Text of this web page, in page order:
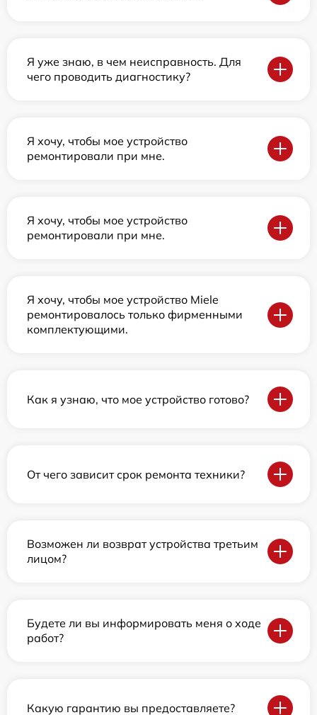
Я уже знаю, в чем неисправность. Для
чего проводить диагностику?
Я хочу, чтобы мое устройство
ремонтировали при мне.
Я хочу, чтобы мое устройство
ремонтировали при мне.
Я хочу, чтобы мое устройство Miele
ремонтировалось только фирменными
комплектующими.
Как я узнаю, что мое устройство готово?
От чего зависит срок ремонта техники?
Возможен ли возврат устройства третьим
лицом?
Будете ли вы информировать меня о ходе
работ?
Какую гарантию вы предоставляете?